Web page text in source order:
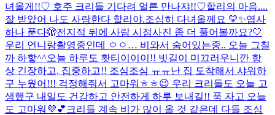
녀올게!!♡ 호주 크리들 기다려 얼른 만나쟈!!♡할리의 마음....
잘 받았어 나도 사랑한다 할리야.조심히 다녀올께요 💛✨엽사
하나 푼다🫣전지적 뒤에 사람 시점사진 좀 더 풀어볼까요?🤍
우리 언니랑촬영중인데 ㅇㅇ… 비와서 숨어있는중.. 오늘 그칠
까 하핳^^오늘 하루도 홧티이이이!! 빗길이 미끄러우니깐 항
상 긴장하고, 집중하고!! 조심조심 ㅠㅠ난 집 도착해서 샤워하
구 누웠어!!! 걱정해줘서 고마워ㅎㅎ😉 우리 크리들도 오늘 고
생했구 내일도 건강하고 안전하게 하루 보내길!! 푹 자고 오늘
도 고마워💜💕 크리들 계속 비가 많이 올 것 같은데 다들 조심